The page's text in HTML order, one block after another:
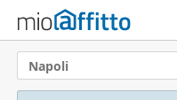
Napoli